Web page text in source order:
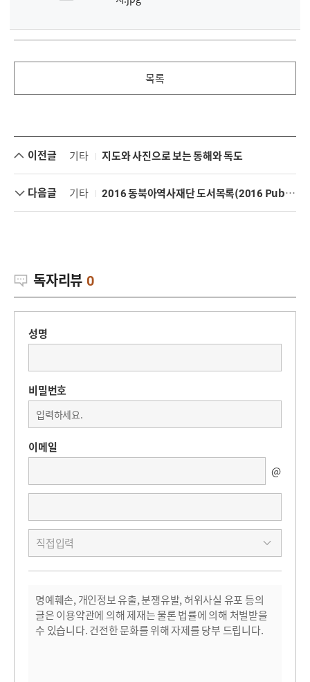
목록
이전글 기타 지도와 사진으로 보는 동해와 독도
다음글 기타 2016 동북아역사재단 도서목록(2016 Publications of NAHF)
독자리뷰 0
성명
비밀번호
이메일
@